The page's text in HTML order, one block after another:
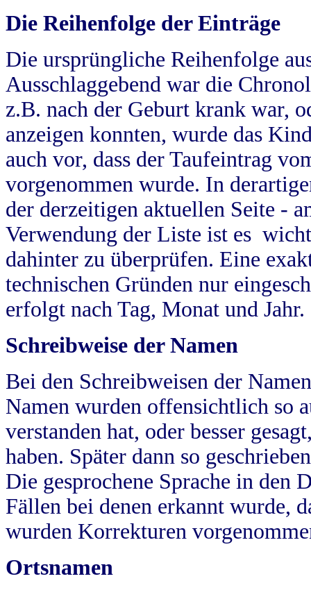
Die Reihenfolge der Einträge
Die ursprüngliche Reihenfolge
Ausschlaggebend war die
z.B. nach der Geburt krank war,
anzeigen konnten, wurde das
auch vor, dass der Taufeintrag
vorgenommen wurde. In
der derzeitigen aktuellen Seite -
Verwendung der Liste ist es
dahinter zu überprüfen. Eine
technischen Gründen nur
erfolgt nach Tag, Monat und Jahr.
Schreibweise der Namen
Bei den Schreibweisen der
Namen wurden offensichtlich so
verstanden hat, oder besser
haben. Später dann so
Die gesprochene Sprache in
Fällen bei denen erkannt wurde,
wurden Korrekturen
Ortsnamen